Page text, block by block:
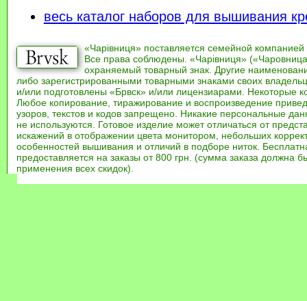
весь каталог наборов для вышивания
«Чарівниця» поставляется семейной компанией
Все права соблюдены. «Чарівниця»
охраняемый товарный знак. Другие
либо зарегистрированными товарными знаками своих
и/или подготовлены «Брвск» и/или лицензиарами. Некоторые
Любое копирование, тиражирование и воспроизведение
узоров, текстов и кодов запрещено. Никакие персональные
не используются. Готовое изделие может отличаться от
искажений в отображении цвета монитором, небольших
особенностей вышивания и отличий в подборе ниток.
предоставляется на заказы от 800 грн. (сумма заказа должна
применения всех скидок).